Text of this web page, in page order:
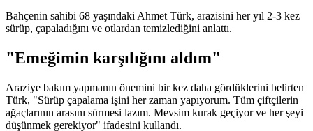
Bahçenin sahibi 68 yaşındaki Ahmet Türk, arazisini her yıl 2-3 kez
sürüp, çapaladığını ve otlardan temizlediğini anlattı.
"Emeğimin karşılığını aldım"
Araziye bakım yapmanın önemini bir kez daha gördüklerini belirten
Türk, "Sürüp çapalama işini her zaman yapıyorum. Tüm çiftçilerin
ağaçlarının arasını sürmesi lazım. Mevsim kurak geçiyor ve her şeyi
düşünmek gerekiyor" ifadesini kullandı.